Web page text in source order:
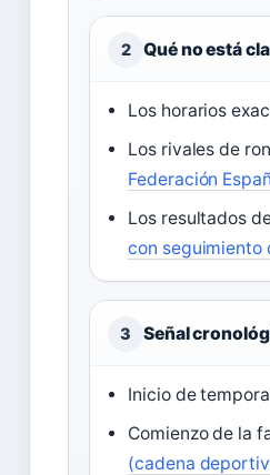
2 Qué no está
Los horarios
Los rivales de
Federación
Los resultados
con seguimiento
3 Señal
Inicio de
Comienzo de la
(cadena